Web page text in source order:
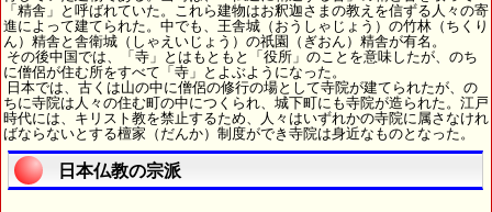
「精舎」と呼ばれていた。これら建物はお釈迦さまの教えを信ずる人々の寄
進によって建てられた。中でも、王舎城（おうしゃじょう）の竹林（ちくり
ん）精舎と舎衛城（しゃえいじょう）の祇園（ぎおん）精舎が有名。
その後中国では、「寺」とはもともと「役所」のことを意味したが、のち
に僧侶が住む所をすべて「寺」とよぶようになった。
日本では、古くは山の中に僧侶の修行の場として寺院が建てられたが、の
ちに寺院は人々の住む町の中につくられ、城下町にも寺院が造られた。江戸
時代には、キリスト教を禁止するため、人々はいずれかの寺院に属さなけれ
ばならないとする檀家（だんか）制度ができ寺院は身近なものとなった。
日本仏教の宗派